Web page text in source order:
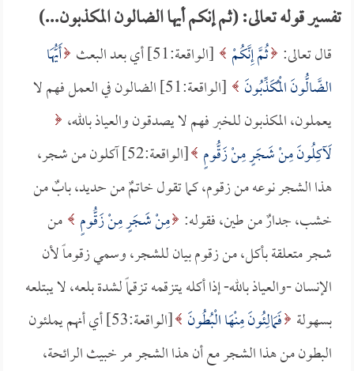
تفسير قوله تعالى: (ثم إنكم أيها الضالون المكذبون...)
قال تعالى: ثُمَّ إِنَّكُمْ [الواقعة:51] أي بعد البعث
أَيُّهَا
الضَّالُّونَ الْمُكَذِّبُونَ
[الواقعة:51] الضالون في العمل فهم لا
يعملون، المكذبون للخبر فهم لا يصدقون والعياذ بالله،
لَآكِلُونَ مِنْ شَجَرٍ مِنْ زَقُّومٍ
[الواقعة:52] آكلون من شجر،
هذا الشجر نوعه من زقوم، كما تقول خاتمٌ من حديد، بابٌ من
خشب، جدارٌ من طين، فقوله: مِنْ شَجَرٍ مِنْ زَقُّومٍ من
شجر متعلقة بأكل، من زقوم بيان للشجر، وسمي زقوماً لأن
الإنسان -والعياذ بالله- إذا أكله يتزقمه تزقماً لشدة بلعه، لا يبتلعه
بسهولة فَمَالِئُونَ مِنْهَا الْبُطُونَ
[الواقعة:53] أي أنهم يملئون
البطون من هذا الشجر مع أن هذا الشجر مر خبيث الرائحة،